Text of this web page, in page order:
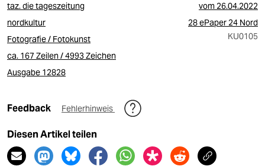
taz. die tageszeitung vom26.04.2022
nordkultur
28 ePaper 24 Nord
Fotografie / Fotokunst
KU0105
ca. 167 Zeilen / 4993 Zeichen
Ausgabe 12828
Feedback Fehlerhinweis
Diesen Artikel teilen